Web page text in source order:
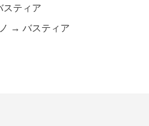
スティア
→ バスティア